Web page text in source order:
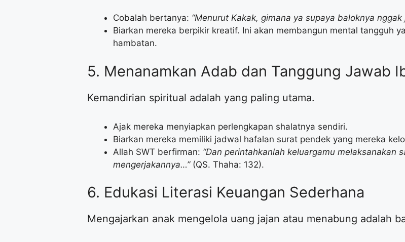
​Cobalah bertanya: “Menurut Kakak, gimana ya supaya baloknya nggak
​Biarkan mereka berpikir kreatif. Ini akan membangun mental tangguh
hambatan.
​5. Menanamkan Adab dan Tanggung Jawab
​Kemandirian spiritual adalah yang paling utama.
​Ajak mereka menyiapkan perlengkapan shalatnya sendiri.
​Biarkan mereka memiliki jadwal hafalan surat pendek yang mereka
​Allah SWT berfirman: “Dan perintahkanlah keluargamu melaksanakan
mengerjakannya…”(QS. Thaha: 132).
​6. Edukasi Literasi Keuangan Sederhana
​Mengajarkan anak mengelola uang jajan atau menabung adalah